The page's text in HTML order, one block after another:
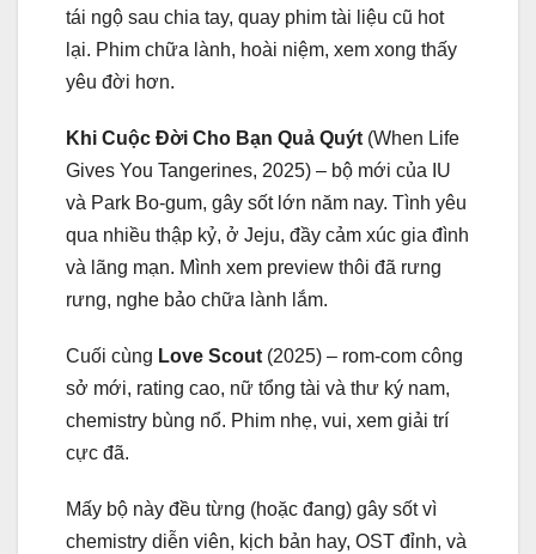
tái ngộ sau chia tay, quay phim tài liệu cũ hot
lại. Phim chữa lành, hoài niệm, xem xong thấy
yêu đời hơn.
Khi Cuộc Đời Cho Bạn Quả Quýt (When Life
Gives You Tangerines, 2025) – bộ mới của IU
và Park Bo-gum, gây sốt lớn năm nay. Tình yêu
qua nhiều thập kỷ, ở Jeju, đầy cảm xúc gia đình
và lãng mạn. Mình xem preview thôi đã rưng
rưng, nghe bảo chữa lành lắm.
Cuối cùng Love Scout (2025) – rom-com công
sở mới, rating cao, nữ tổng tài và thư ký nam,
chemistry bùng nổ. Phim nhẹ, vui, xem giải trí
cực đã.
Mấy bộ này đều từng (hoặc đang) gây sốt vì
chemistry diễn viên, kịch bản hay, OST đỉnh, và